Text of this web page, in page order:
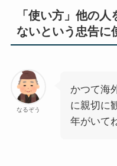
「使い方」他の
ないという忠告に
なるぞう
かつて海
に親切に
年がいて